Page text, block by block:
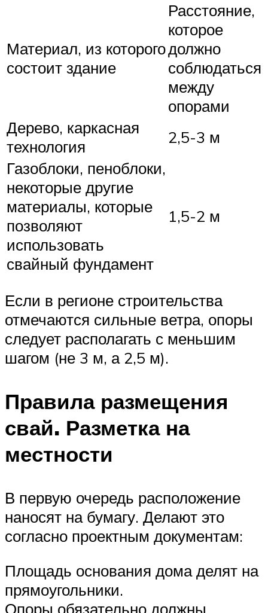
Материал, из которого
состоит здание
Расстояние,
которое
должно
соблюдаться
между
опорами
Дерево, каркасная
технология
2,5-3 м
Газоблоки, пеноблоки,
некоторые другие
материалы, которые
позволяют
использовать
свайный фундамент
1,5-2 м
Если в регионе строительства
отмечаются сильные ветра, опоры
следует располагать с меньшим
шагом (не 3 м, а 2,5 м).
Правила размещения
свай. Разметка на
местности
В первую очередь расположение
наносят на бумагу. Делают это
согласно проектным документам:
Площадь основания дома делят на
прямоугольники.
Опоры обязательно должны